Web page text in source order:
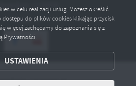
w celu realizacji usług. Możesz określić
do plików cookies klikając przycisk
więcej zachęcamy do zapoznania się z
Prywatności.
USTAWIENIA
WYBRANE
WSZYSTKIE
2120830
Online: 3
by ryczywol.pl